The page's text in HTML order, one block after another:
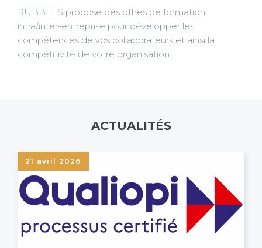
RUBBEES propose des offres de formation
intra/inter-entreprise pour développer les
compétences de vos collaborateurs et ainsi la
compétitivité de votre organisation.
ACTUALITÉS
21 avril 2026